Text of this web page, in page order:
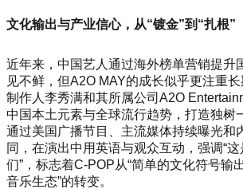
文化输出与产业信心，从“镀金”到“扎根”
近年来，中国艺人通过海外榜单营销提升
见不鲜，但A2O MAY的成长似乎更注重
制作人李秀满和其所属公司A2O
中国本土元素与全球流行趋势，打造独树
通过美国广播节目、主流媒体持续曝光和
同，在演出中用英语与观众互动，强调“
们”，标志着C-POP从“简单的文化符号输
音乐生态”的转变。